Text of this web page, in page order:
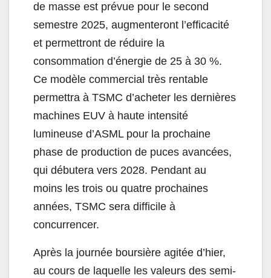
de masse est prévue pour le second
semestre 2025, augmenteront l’efficacité
et permettront de réduire la
consommation d’énergie de 25 à 30 %.
Ce modèle commercial très rentable
permettra à TSMC d’acheter les dernières
machines EUV à haute intensité
lumineuse d’ASML pour la prochaine
phase de production de puces avancées,
qui débutera vers 2028. Pendant au
moins les trois ou quatre prochaines
années, TSMC sera difficile à
concurrencer.
Après la journée boursière agitée d’hier,
au cours de laquelle les valeurs des semi-